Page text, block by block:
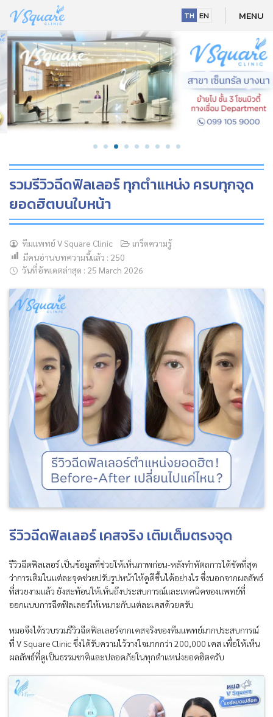
content
NEW
HOT
ค้นหาข้อมูล
Search
for:
TH EN MENU
รวมรีวิวฉีดฟิลเลอร์ ทุกตำแหน่ง ครบทุกจุด
ยอดฮิตบนใบหน้า
ทีมแพทย์ V Square Clinic
เกร็ดความรู้
มีคนอ่านบทความนี้แล้ว : 250
วันที่อัพเดตล่าสุด : 25 March 2026
รีวิวฉีดฟิลเลอร์ เคสจริง เติมเต็มตรงจุด
รีวิวฉีดฟิลเลอร์ เป็นข้อมูลที่ช่วยให้เห็นภาพก่อน-หลังทำหัตถการได้ชัดที่สุด
ว่าการเติมในแต่ละจุดช่วยปรับรูปหน้าให้ดูดีขึ้นได้อย่างไร ซึ่งนอกจากผลลัพธ์
ที่สวยงามแล้ว ยังสะท้อนให้เห็นถึงประสบการณ์และเทคนิคของแพทย์ที่
ออกแบบการฉีดฟิลเลอร์ให้เหมาะกับแต่ละเคสด้วยครับ
หมอจึงได้รวบรวมรีวิวฉีดฟิลเลอร์จากเคสจริงของทีมแพทย์มากประสบการณ์
ที่ V Square Clinic ซึ่งได้รับความไว้วางใจมากกว่า 200,000 เคส เพื่อให้เห็น
ผลลัพธ์ที่ดูเป็นธรรมชาติและปลอดภัยในทุกตำแหน่งยอดฮิตครับ